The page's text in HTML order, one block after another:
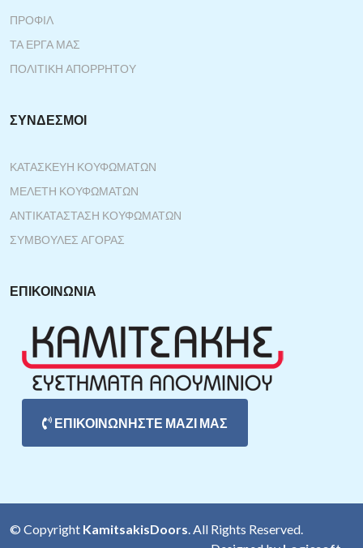
ΠΡΟΦΊΛ
ΤΑ ΈΡΓΑ ΜΑΣ
ΠΟΛΙΤΙΚΉ ΑΠΟΡΡΉΤΟΥ
ΣΎΝΔΕΣΜΟΙ
ΚΑΤΑΣΚΕΥΉ ΚΟΥΦΩΜΆΤΩΝ
ΜΕΛΈΤΗ ΚΟΥΦΩΜΆΤΩΝ
ΑΝΤΙΚΑΤΆΣΤΑΣΗ ΚΟΥΦΩΜΆΤΩΝ
ΣΥΜΒΟΥΛΈΣ ΑΓΟΡΆΣ
ΕΠΙΚΟΙΝΩΝΊΑ
ΕΠΙΚΟΙΝΩΝΗΣΤΕ ΜΑΖΙ ΜΑΣ
© Copyright KamitsakisDoors. All Rights Reserved.